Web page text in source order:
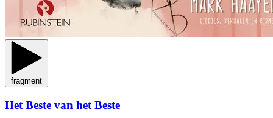
fragment
Het Beste van het Beste